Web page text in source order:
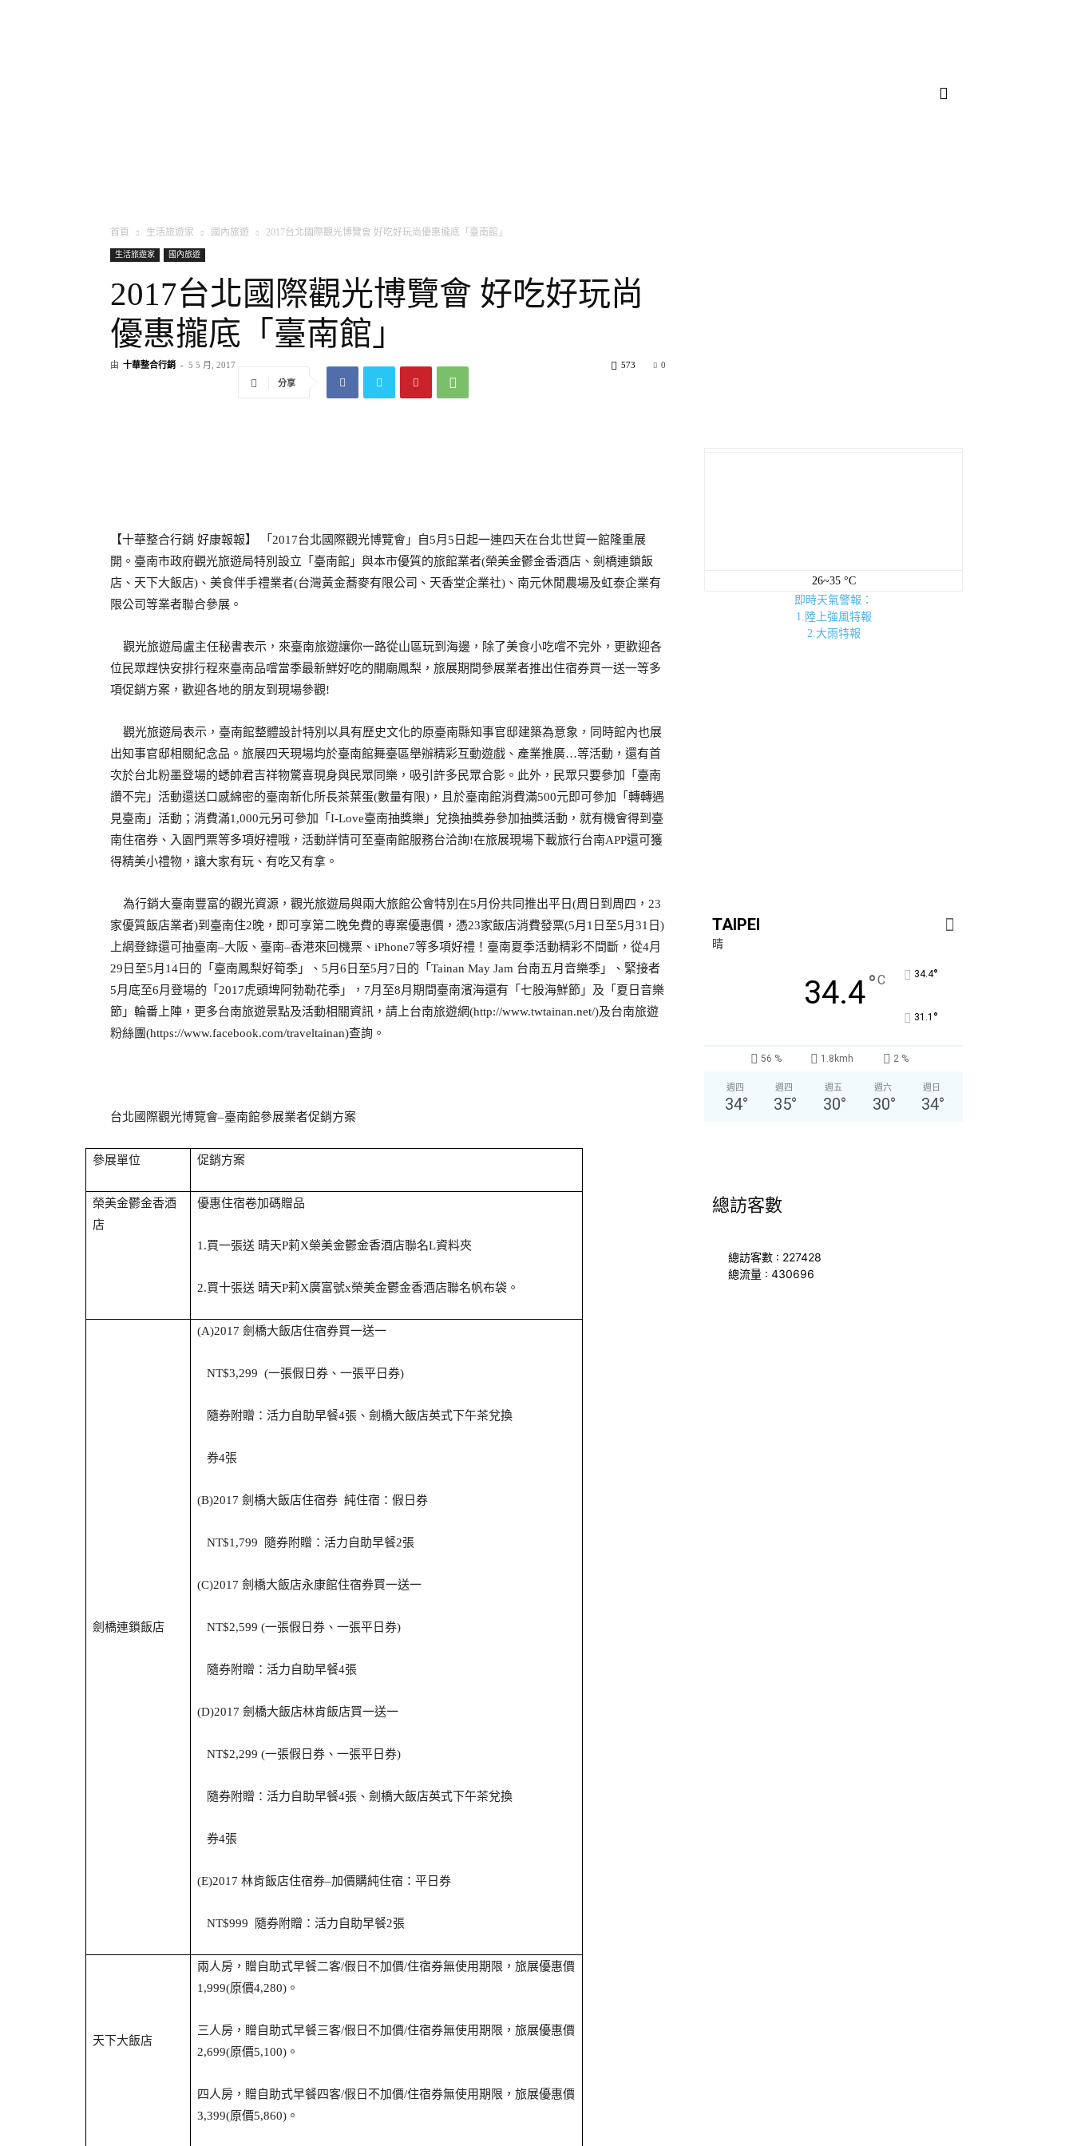
首頁 生活旅遊家 國內旅遊 2017台北國際觀光博覽會 好吃好玩尚優惠攏底「臺南館」
生活旅遊家 國內旅遊
2017台北國際觀光博覽會 好吃好玩尚
優惠攏底「臺南館」
由 十華整合行銷 - 5 5 月, 2017 0
573
分享
【十華整合行銷 好康報報】 「2017台北國際觀光博覽會」自5月5日起一連四天在台北世貿一館隆重展
開。臺南市政府觀光旅遊局特別設立「臺南館」與本市優質的旅館業者(榮美金鬱金香酒店、劍橋連鎖飯
店、天下大飯店) 、美食伴手禮業者(台灣黃金蕎麥有限公司、天香堂企業社) 、南元休閒農場及虹泰企業有
限公司等業者聯合參展。
觀光旅遊局盧主任秘書表示，來臺南旅遊讓你一路從山區玩到海邊，除了美食小吃嚐不完外，更歡迎各
位民眾趕快安排行程來臺南品嚐當季最新鮮好吃的關廟鳳梨，旅展期間參展業者推出住宿券買一送一等多
項促銷方案，歡迎各地的朋友到現場參觀!
觀光旅遊局表示，臺南館整體設計特別以具有歷史文化的原臺南縣知事官邸建築為意象，同時館內也展
出知事官邸相關紀念品。旅展四天現場均於臺南館舞臺區舉辦精彩互動遊戲、產業推廣…等活動，還有首
次於台北粉墨登場的蟋帥君吉祥物驚喜現身與民眾同樂，吸引許多民眾合影。此外，民眾只要參加「臺南
讚不完」活動還送口感綿密的臺南新化所長茶葉蛋(數量有限) ，且於臺南館消費滿500元即可參加「轉轉遇
見臺南」活動；消費滿1,000元另可參加「I-Love臺南抽獎樂」兌換抽獎券參加抽獎活動，就有機會得到臺
南住宿券、入園門票等多項好禮哦，活動詳情可至臺南館服務台洽詢!在旅展現場下載旅行台南APP還可獲
得精美小禮物，讓大家有玩、有吃又有拿。
為行銷大臺南豐富的觀光資源，觀光旅遊局與兩大旅館公會特別在5月份共同推出平日(周日到周四， 23
家優質飯店業者)到臺南住2晚，即可享第二晚免費的專案優惠價，憑23家飯店消費發票(5月1 日至5月31 日)
上網登錄還可抽臺南–大阪、臺南–香港來回機票、 iPhone7等多項好禮！臺南夏季活動精彩不間斷，從4月
29日至5月14日的「臺南鳳梨好筍季」、 5月6日至5月7日的「Tainan May Jam 台南五月音樂季」、緊接者
5月底至6月登場的「2017虎頭埤阿勃勒花季」， 7月至8月期間臺南濱海還有「七股海鮮節」及「夏日音樂
節」輪番上陣，更多台南旅遊景點及活動相關資訊，請上台南旅遊網(http://www.twtainan.net/)及台南旅遊
粉絲團(https://www.facebook.com/traveltainan)查詢。
台北國際觀光博覽會–臺南館參展業者促銷方案
參展單位 促銷方案
榮美金鬱金香酒
店
優惠住宿卷加碼贈品
1.買一張送 晴天P莉X榮美金鬱金香酒店聯名L資料夾
2.買十張送 晴天P莉X廣富號x榮美金鬱金香酒店聯名帆布袋。
劍橋連鎖飯店
(A)2017 劍橋大飯店住宿券買一送一
NT$3,299 (一張假日券、一張平日券)
隨券附贈：活力自助早餐4張、劍橋大飯店英式下午茶兌換
券4張
(B)2017 劍橋大飯店住宿券 純住宿：假日券
NT$1,799 隨券附贈：活力自助早餐2張
(C)2017 劍橋大飯店永康館住宿券買一送一
NT$2,599 (一張假日券、一張平日券)
隨券附贈：活力自助早餐4張
(D)2017 劍橋大飯店林肯飯店買一送一
NT$2,299 (一張假日券、一張平日券)
隨券附贈：活力自助早餐4張、劍橋大飯店英式下午茶兌換
券4張
(E)2017 林肯飯店住宿券–加價購純住宿：平日券
NT$999 隨券附贈：活力自助早餐2張
天下大飯店
兩人房，贈自助式早餐二客/假日不加價/住宿券無使用期限，旅展優惠價
1,999(原價4,280)。
三人房，贈自助式早餐三客/假日不加價/住宿券無使用期限，旅展優惠價
2,699(原價5,100)。
四人房，贈自助式早餐四客/假日不加價/住宿券無使用期限，旅展優惠價
3,399(原價5,860)。
26~35 °C
即時天氣警報：
1.陸上強風特報
2.大雨特報
TAIPEI
晴
34.4°C 34.4°
31.1 °
56 % 1.8kmh 2 %
週四
34°
週四
35°
週五
30°
週六
30°
週日
34°
總訪客數
總訪客數 : 227428
總流量 : 430696